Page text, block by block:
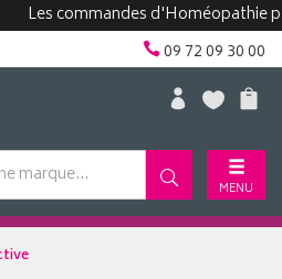
Les commandes d'Homéopathie
09 72 09 30 00
MENU